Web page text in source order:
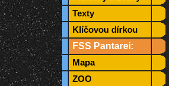
Texty
Klíčovou dírkou
FSS Pantarei:
Mapa
ZOO